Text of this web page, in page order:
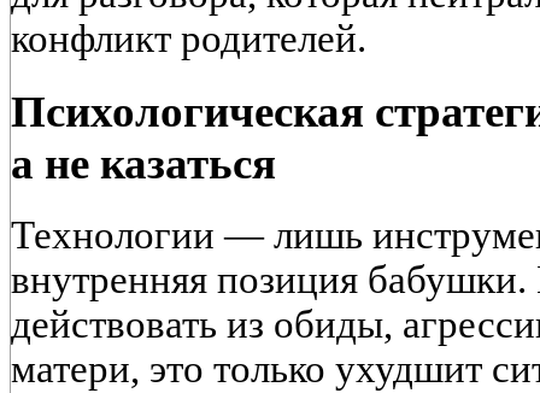
конфликт родителей.
Психологическая
а не казаться
Технологии — лишь
внутренняя позиция бабушки.
действовать из обиды,
матери, это только ухудшит